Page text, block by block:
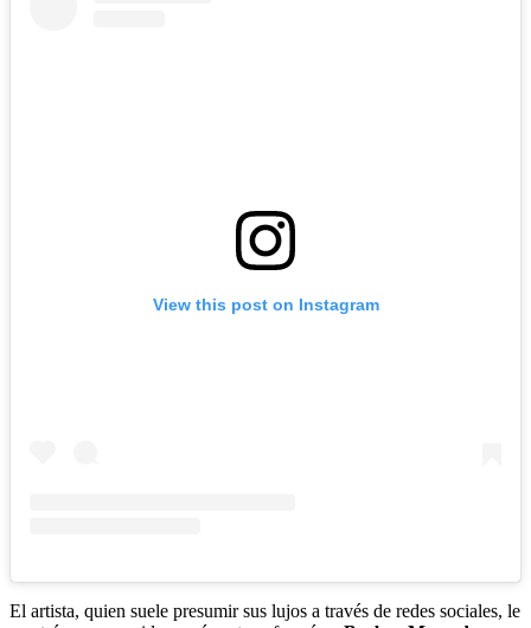
View this post on Instagram
El artista, quien suele presumir sus lujos a través de redes sociales, le